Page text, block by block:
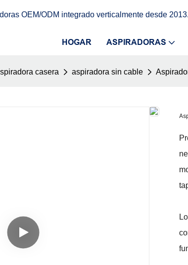
OEM/ODM integrado verticalmente desde 2013.
HOGAR ASPIRADORAS
casera aspiradora sin cable